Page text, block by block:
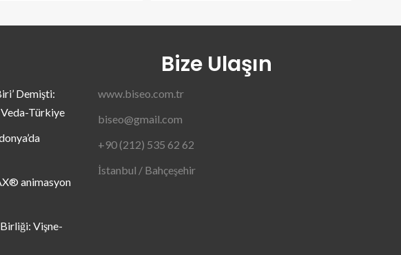
Demişti:
Veda-Türkiye
animasyon
Vişne-
Bize Ulaşın
www.biseo.com.tr
biseo@gmail.com
+90 (212) 535 62 62
İstanbul / Bahçeşehir